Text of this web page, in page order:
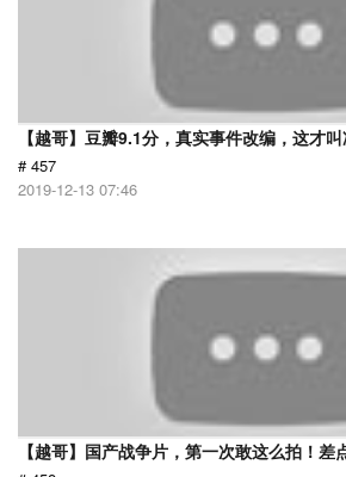
【越哥】豆瓣9.1分，真实事件改编，这才
# 457
2019-12-13 07:46
【越哥】国产战争片，第一次敢这么拍！差